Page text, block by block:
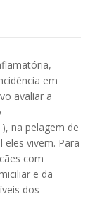
em
avaliar a
na pelagem de
vivem. Para
com
e da
dos